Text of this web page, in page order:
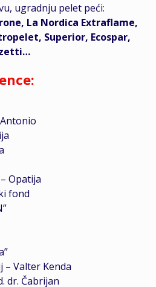
ugradnju pelet peći:
La Nordica Extraflame,
Superior, Ecospar,
Opatija
fond
Valter Kenda
dr. Čabrijan